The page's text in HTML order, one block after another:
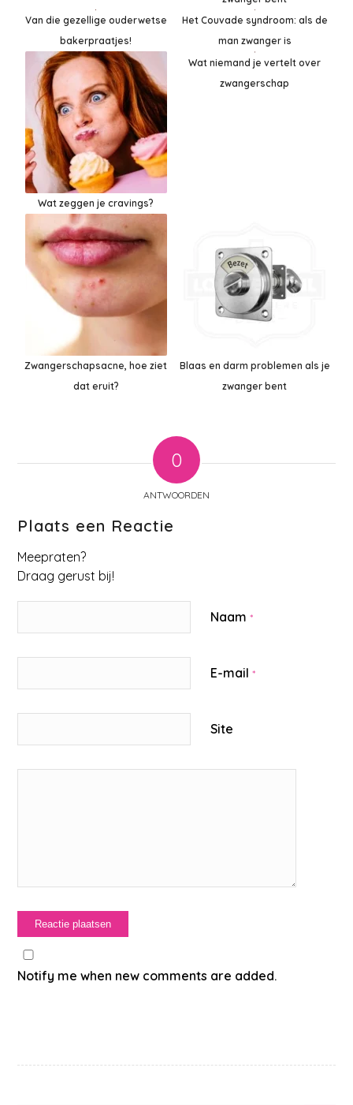
Van die gezellige ouderwetse
bakerpraatjes!
Het Couvade syndroom: als de
man zwanger is
Wat zeggen je cravings?
Wat niemand je vertelt over
zwangerschap
Zwangerschapsacne, hoe ziet
dat eruit?
Blaas en darm problemen als je
zwanger bent
0
ANTWOORDEN
Plaats een Reactie
Meepraten?
Draag gerust bij!
Naam*
E-mail*
Site
Notify me when new comments are added.